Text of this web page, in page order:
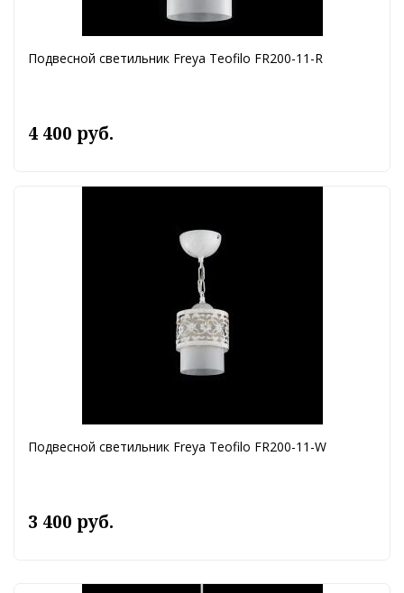
Подвесной светильник Freya Teofilo FR200-11-R
4 400 руб.
Подвесной светильник Freya Teofilo FR200-11-W
3 400 руб.